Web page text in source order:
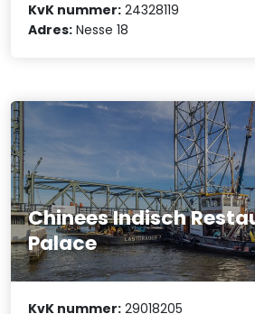
KvK nummer: 24328119
Adres: Nesse 18
Chinees Indisch
Palace
KvK nummer: 29018205